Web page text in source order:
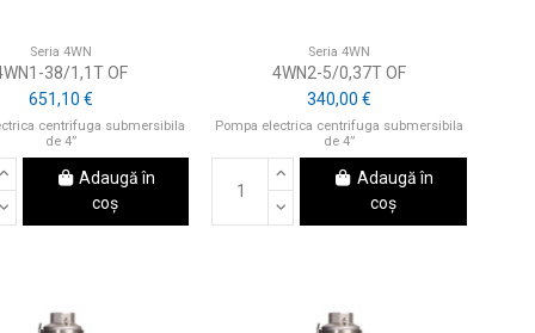
Seria 4WN
38/1,1T OF
651,10 €
centrifuga submersibila
de 4”
Adaugă în
coș
Seria 4WN
4WN2-5/0,37T OF
340,00 €
Pompa electrica centrifuga submersibila
de 4”
Adaugă în
coș